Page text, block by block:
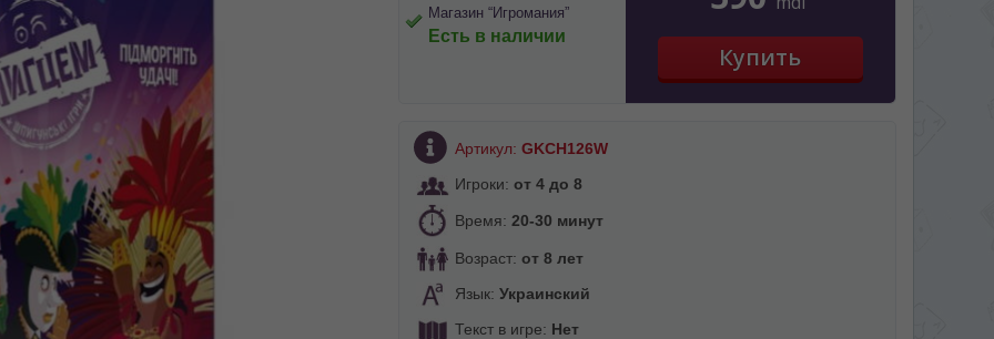
Магазин “Игромания”
Есть в наличии
Артикул: GKCH126W
Игроки: от 4 до 8
Время: 20-30 минут
Возраст: от 8 лет
Язык: Украинский
Текст в игре: Нет